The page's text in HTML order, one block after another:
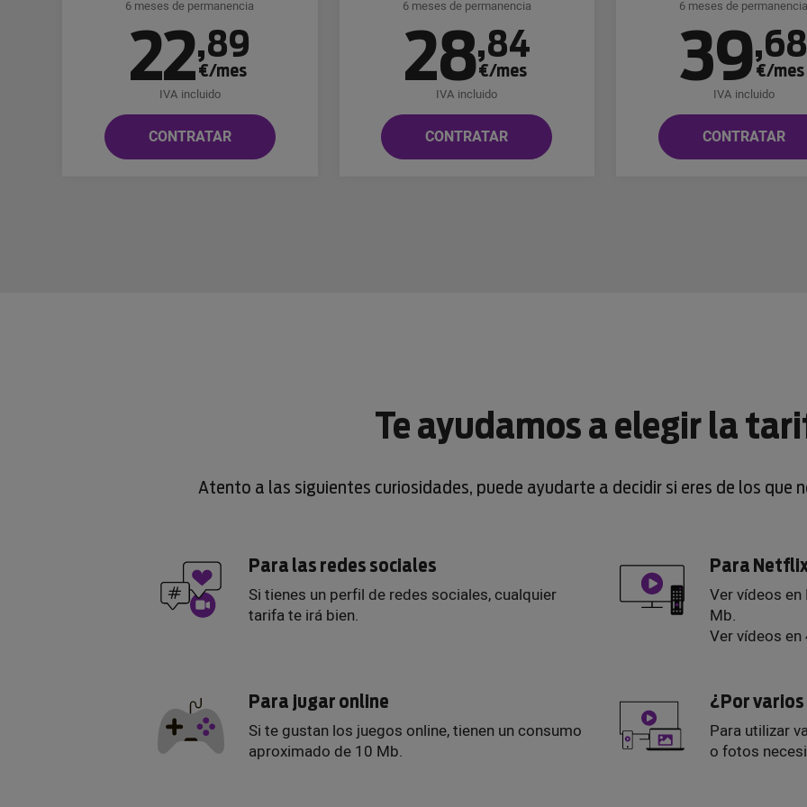
6 meses de permanencia
22,89
€/mes
IVA incluido
CONTRATAR
6 meses de permanencia
28,84
€/mes
IVA incluido
CONTRATAR
6 meses de
39,
€/mes
IVA incluido
CONTRATAR
Te ayudamos a elegir la
Atento a las siguientes curiosidades, puede ayudarte a decidir si eres de los que
Para las redes sociales
Si tienes un perfil de redes sociales, cualquier
tarifa te irá bien.
Para
Ver vídeos
Mb.
Ver vídeos
Para jugar online
Si te gustan los juegos online, tienen un consumo
aproximado de 10 Mb.
¿Por
Para utilizar
o fotos